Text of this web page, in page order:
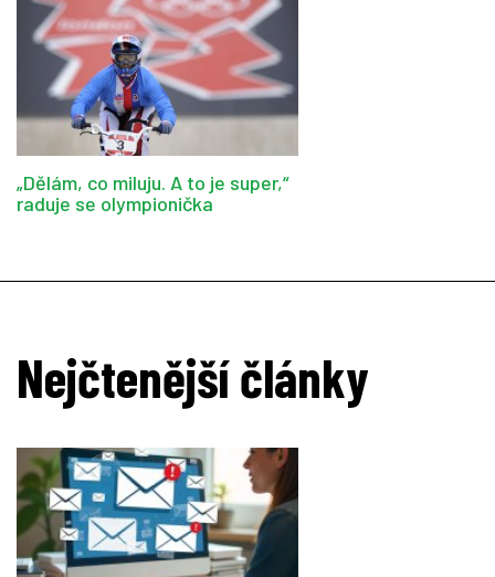
„Dělám, co miluju. A to je super,“
raduje se olympionička
Nejčtenější články